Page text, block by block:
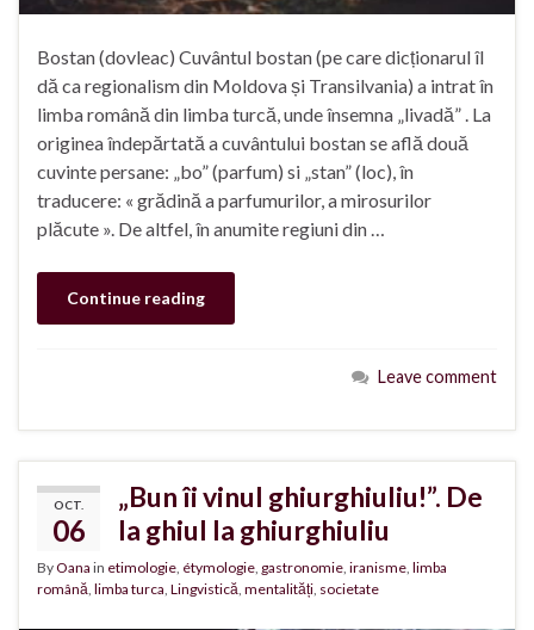
Bostan (dovleac) Cuvântul bostan (pe care dicționarul îl
dă ca regionalism din Moldova și Transilvania) a intrat în
limba română din limba turcă, unde însemna „livadă” . La
originea îndepărtată a cuvântului bostan se află două
cuvinte persane: „bo” (parfum) si „stan” (loc), în
traducere: « grădină a parfumurilor, a mirosurilor
plăcute ». De altfel, în anumite regiuni din …
Continue reading
Leave comment
OCT.
06
„Bun îi vinul ghiurghiuliu!”. De
la ghiul la ghiurghiuliu
ByOana in etimologie, étymologie, gastronomie, iranisme, limba
română, limba turca, Lingvistică, mentalități, societate